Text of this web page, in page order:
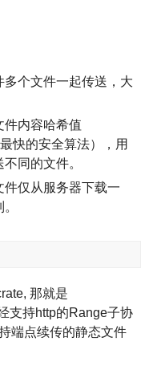
个文件一起传送，大
件内容哈希值
快的安全算法），用
同的文件。
仅从服务器下载一
那就是
支持http的Range子协
端点续传的静态文件